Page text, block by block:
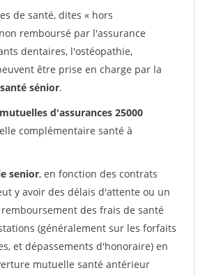
de santé, dites « hors
remboursé par l'assurance
dentaires, l'ostéopathie,
être prise en charge par la
sénior.
d'assurances 25000
complémentaire santé à
senior, en fonction des contrats
y avoir des délais d'attente ou un
des frais de santé
(généralement sur les forfaits
et dépassements d'honoraire) en
mutuelle santé antérieur